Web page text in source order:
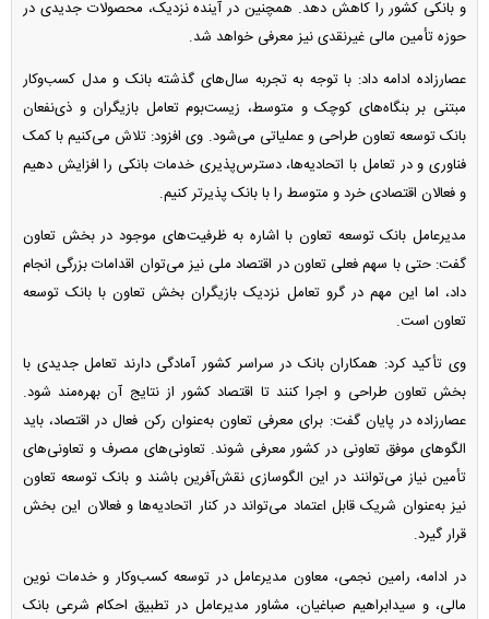
و بانکی کشور را کاهش دهد. همچنین در آینده نزدیک، محصولات جدیدی در
حوزه تأمین مالی غیرنقدی نیز معرفی خواهد شد.
عصارزاده ادامه داد: با توجه به تجربه سال‌های گذشته بانک و مدل کسب‌وکار
مبتنی بر بنگاه‌های کوچک و متوسط، زیست‌بوم تعامل بازیگران و ذی‌نفعان
بانک توسعه تعاون طراحی و عملیاتی می‌شود. وی افزود: تلاش می‌کنیم با کمک
فناوری و در تعامل با اتحادیه‌ها، دسترس‌پذیری خدمات بانکی را افزایش دهیم
و فعالان اقتصادی خرد و متوسط را با بانک پذیرتر کنیم.
مدیرعامل بانک توسعه تعاون با اشاره به ظرفیت‌های موجود در بخش تعاون
گفت: حتی با سهم فعلی تعاون در اقتصاد ملی نیز می‌توان اقدامات بزرگی انجام
داد، اما این مهم در گرو تعامل نزدیک بازیگران بخش تعاون با بانک توسعه
تعاون است.
وی تأکید کرد: همکاران بانک در سراسر کشور آمادگی دارند تعامل جدیدی با
بخش تعاون طراحی و اجرا کنند تا اقتصاد کشور از نتایج آن بهره‌مند شود.
عصارزاده در پایان گفت: برای معرفی تعاون به‌عنوان رکن فعال در اقتصاد، باید
الگو‌های موفق تعاونی در کشور معرفی شوند. تعاونی‌های مصرف و تعاونی‌های
تأمین نیاز می‌توانند در این الگوسازی نقش‌آفرین باشند و بانک توسعه تعاون
نیز به‌عنوان شریک قابل اعتماد می‌تواند در کنار اتحادیه‌ها و فعالان این بخش
قرار گیرد.
در ادامه، رامین نجمی، معاون مدیرعامل در توسعه کسب‌وکار و خدمات نوین
مالی، و سیدابراهیم صباغیان، مشاور مدیرعامل در تطبیق احکام شرعی بانک